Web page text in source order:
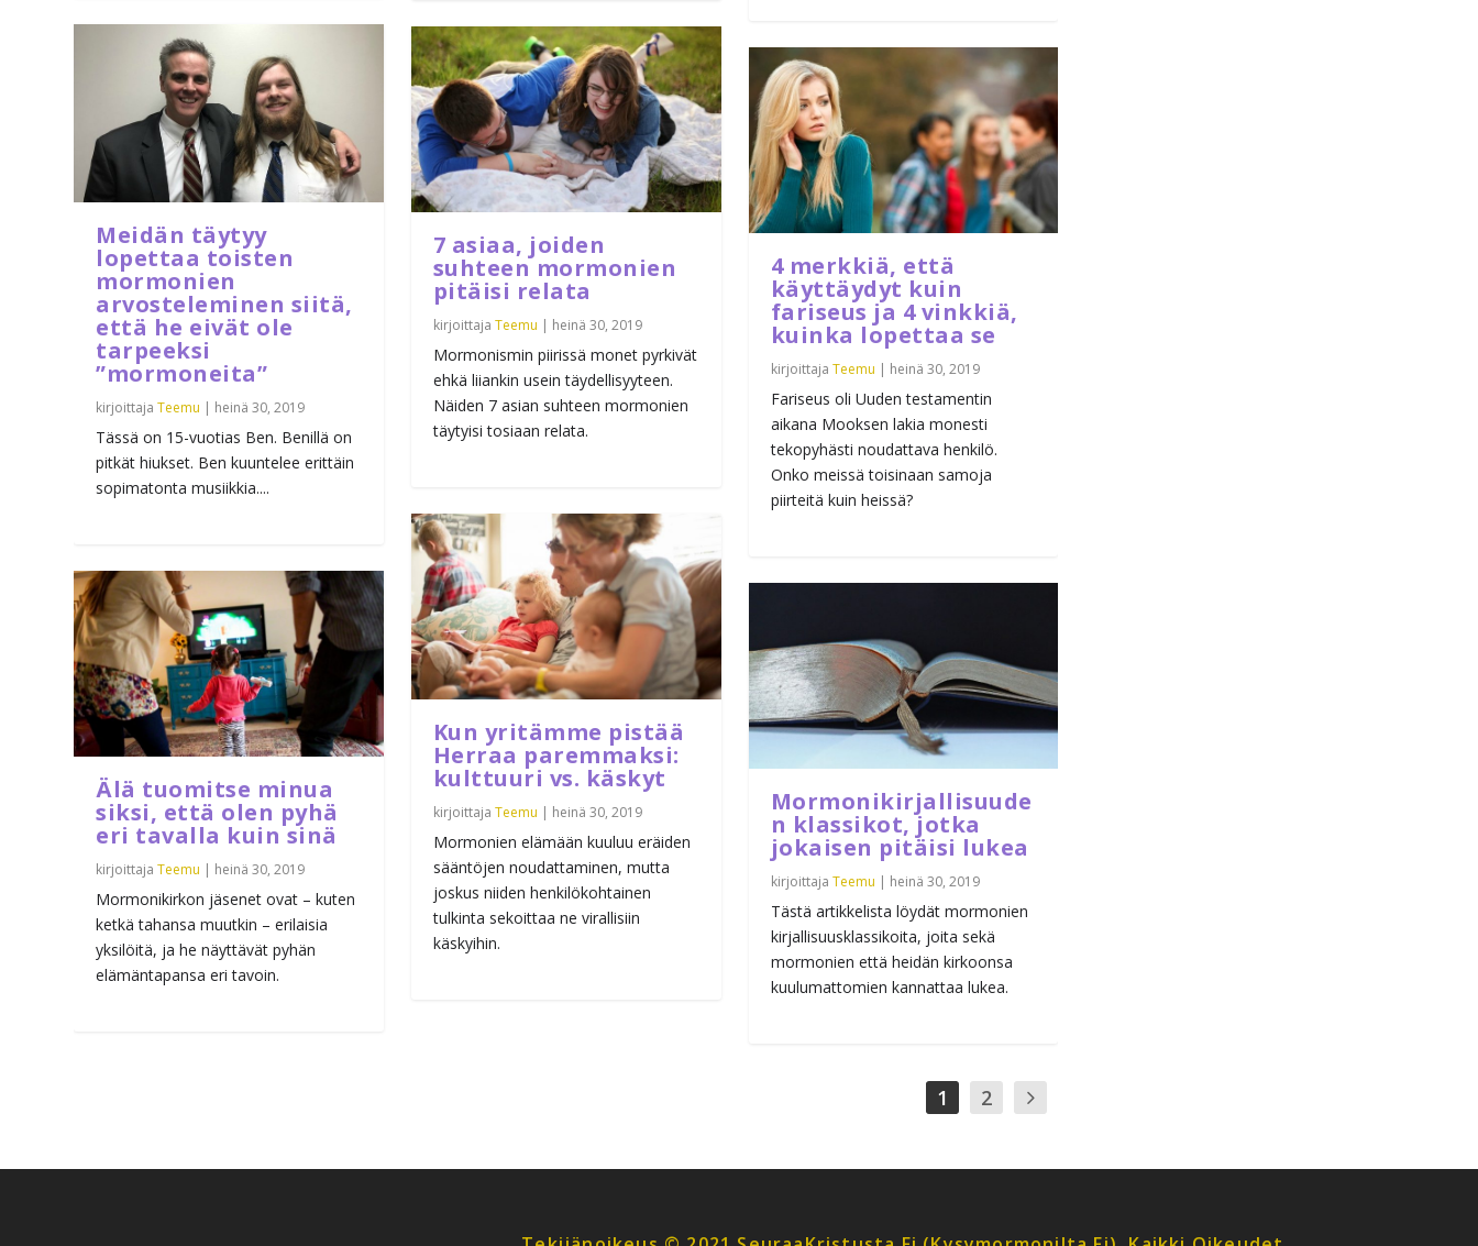
Meidän täytyy
lopettaa toisten
mormonien
arvosteleminen siitä,
että he eivät ole
tarpeeksi
”mormoneita”
kirjoittajaTeemu | heinä 30, 2019
Tässä on 15-vuotias Ben. Benillä on
pitkät hiukset. Ben kuuntelee erittäin
sopimatonta musiikkia....
Älä tuomitse minua
siksi, että olen pyhä
eri tavalla kuin sinä
kirjoittajaTeemu | heinä 30, 2019
Mormonikirkon jäsenet ovat – kuten
ketkä tahansa muutkin – erilaisia
yksilöitä, ja he näyttävät pyhän
elämäntapansa eri tavoin.
7 asiaa, joiden
suhteen mormonien
pitäisi relata
kirjoittaja Teemu | heinä 30, 2019
Mormonismin piirissä monet pyrkivät
ehkä liiankin usein täydellisyyteen.
Näiden 7 asian suhteen mormonien
täytyisi tosiaan relata.
Kun yritämme pistää
Herraa paremmaksi:
kulttuuri vs. käskyt
kirjoittaja Teemu | heinä 30, 2019
Mormonien elämään kuuluu eräiden
sääntöjen noudattaminen, mutta
joskus niiden henkilökohtainen
tulkinta sekoittaa ne virallisiin
käskyihin.
4 merkkiä, että
käyttäydyt kuin
fariseus ja 4 vinkkiä,
kuinka lopettaa se
kirjoittaja Teemu | heinä 30, 2019
Fariseus oli Uuden testamentin
aikana Mooksen lakia monesti
tekopyhästi noudattava henkilö.
Onko meissä toisinaan samoja
piirteitä kuin heissä?
Mormonikirjallisuude
n klassikot, jotka
jokaisen pitäisi lukea
kirjoittaja Teemu | heinä 30, 2019
Tästä artikkelista löydät mormonien
kirjallisuusklassikoita, joita sekä
mormonien että heidän kirkoonsa
kuulumattomien kannattaa lukea.
1 2